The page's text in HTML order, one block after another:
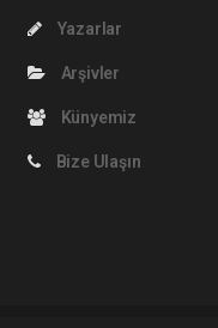
Yazarlar
Arşivler
Künyemiz
Bize Ulaşın